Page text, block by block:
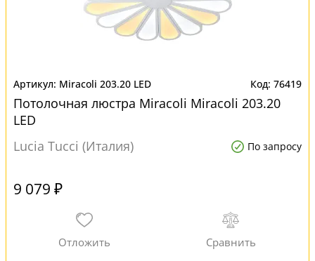
Miracoli 203.20 LED 76419
Потолочная люстра Miracoli Miracoli 203.20
LED
Lucia Tucci (Италия)
По запросу
9 079 ₽